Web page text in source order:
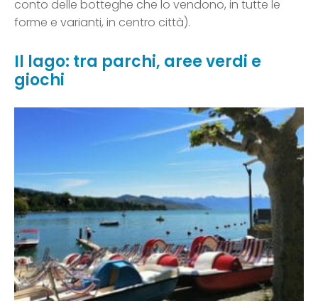
conto delle botteghe che lo vendono, in tutte le
forme e varianti, in centro città).
Il lago: tra parchi, aree verdi e
giochi